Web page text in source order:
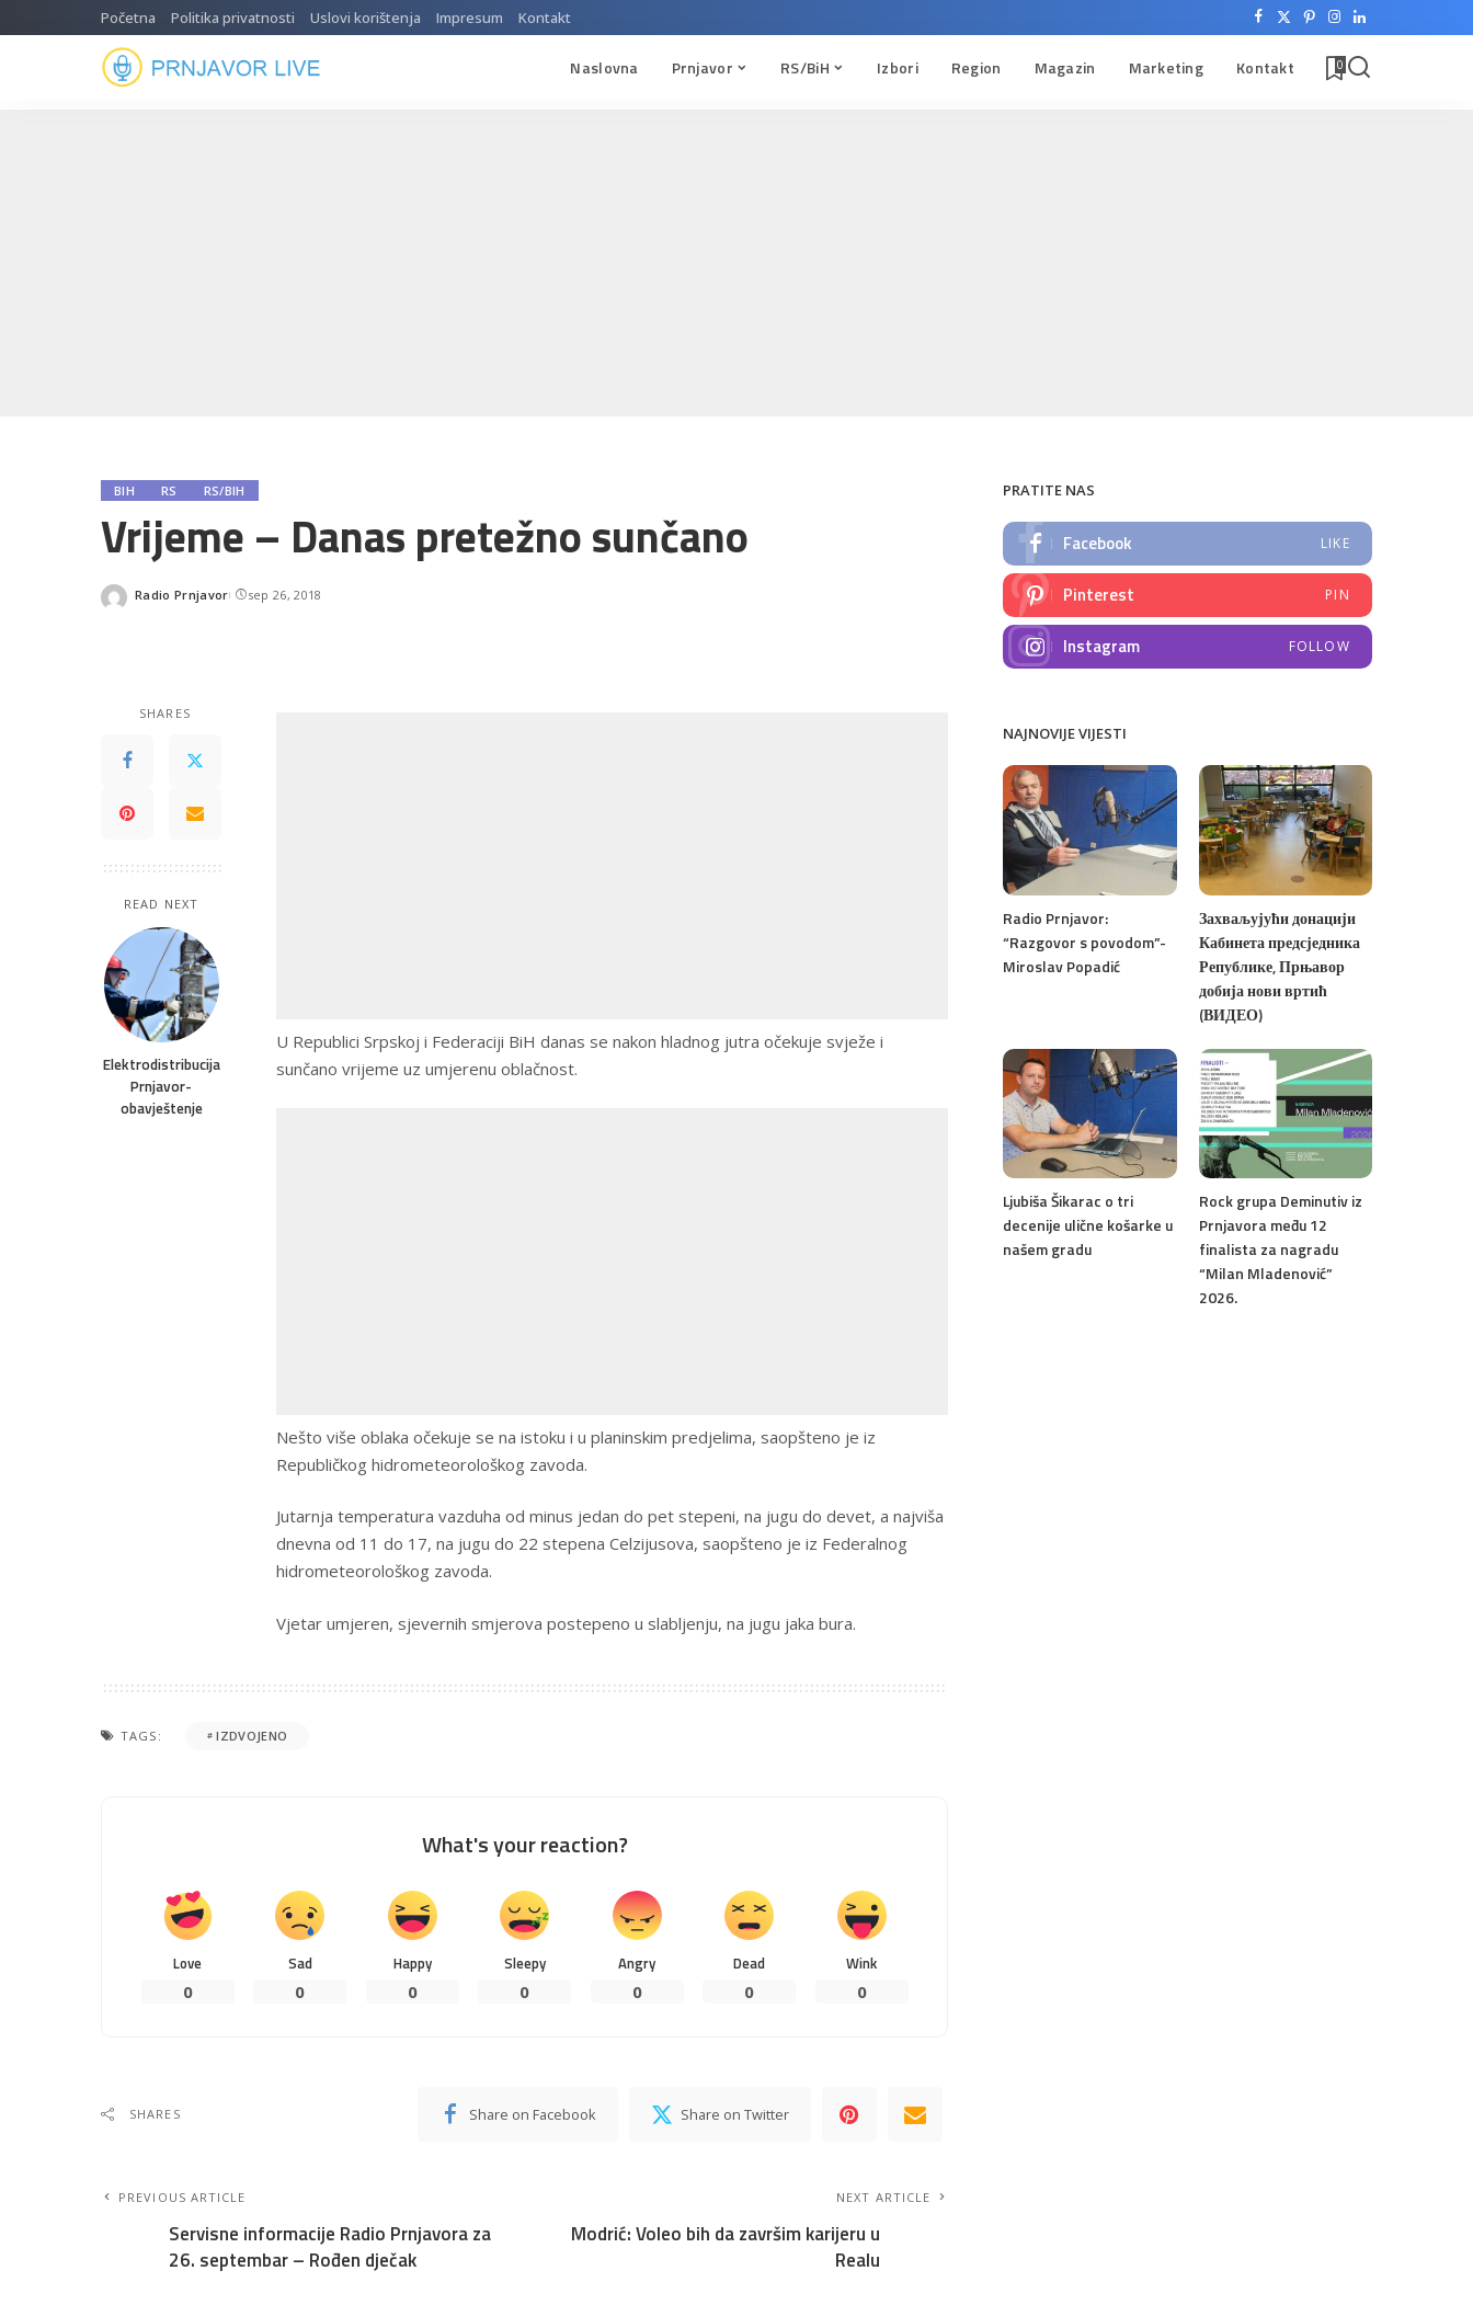
Početna Politika privatnosti Uslovi korištenja Impresum Kontakt
Naslovna Prnjavor RS/BiH Izbori Region Magazin Marketing Kontakt 0
BIH RS RS/BIH
Vrijeme – Danas pretežno sunčano
Posted
Radio Prnjavor sep 26, 2018
SHARES
READ NEXT
Elektrodistribucija
Prnjavor-
obavještenje
U Republici Srpskoj i Federaciji BiH danas se nakon hladnog jutra očekuje svježe i
sunčano vrijeme uz umjerenu oblačnost.
Nešto više oblaka očekuje se na istoku i u planinskim predjelima, saopšteno je iz
Republičkog hidrometeorološkog zavoda.
Jutarnja temperatura vazduha od minus jedan do pet stepeni, na jugu do devet, a najviša
dnevna od 11 do 17, na jugu do 22 stepena Celzijusova, saopšteno je iz Federalnog
hidrometeorološkog zavoda.
Vjetar umjeren, sjevernih smjerova postepeno u slabljenju, na jugu jaka bura.
TAGS: IZDVOJENO
What's your reaction?
Love
0
Sad
0
Happy
0
Sleepy
0
Angry
0
Dead
0
Wink
0
SHARES Share on Facebook Share on Twitter
PREVIOUS ARTICLE
Servisne informacije Radio Prnjavora za
26. septembar – Rođen dječak
NEXT ARTICLE
Modrić: Voleo bih da završim karijeru u
Realu
PRATITE NAS
Facebook LIKE
Pinterest PIN
Instagram FOLLOW
NAJNOVIJE VIJESTI
Radio Prnjavor:
“Razgovor s povodom”-
Miroslav Popadić
Захваљујући донацији
Кабинета предсједника
Републике, Прњавор
добија нови вртић
(ВИДЕО)
Ljubiša Šikarac o tri
decenije ulične košarke u
našem gradu
Rock grupa Deminutiv iz
Prnjavora među 12
finalista za nagradu
“Milan Mladenović”
2026.